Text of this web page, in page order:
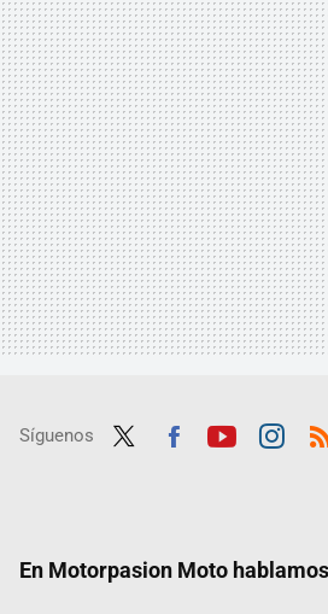
Síguenos
En Motorpasion Moto